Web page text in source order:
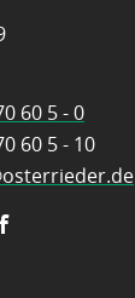
60 5 - 0
60 5 - 10